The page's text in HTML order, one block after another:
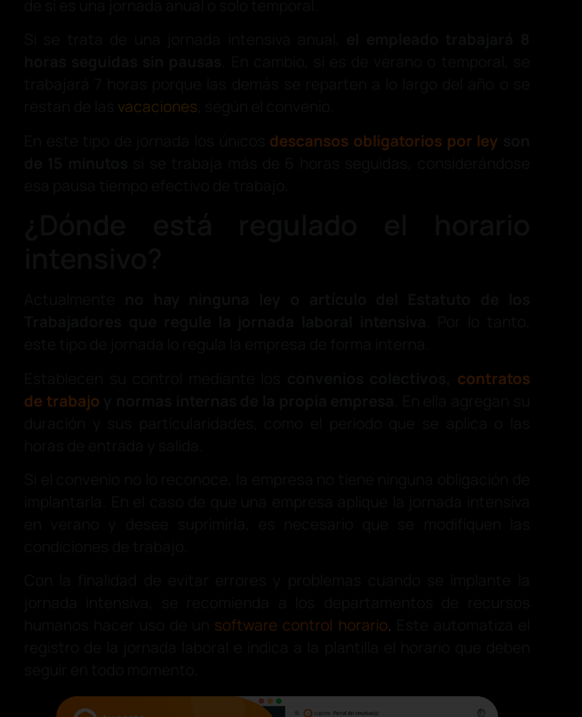
vacaciones
descansos obligatorios por ley
contratos
de trabajo
software control horario.